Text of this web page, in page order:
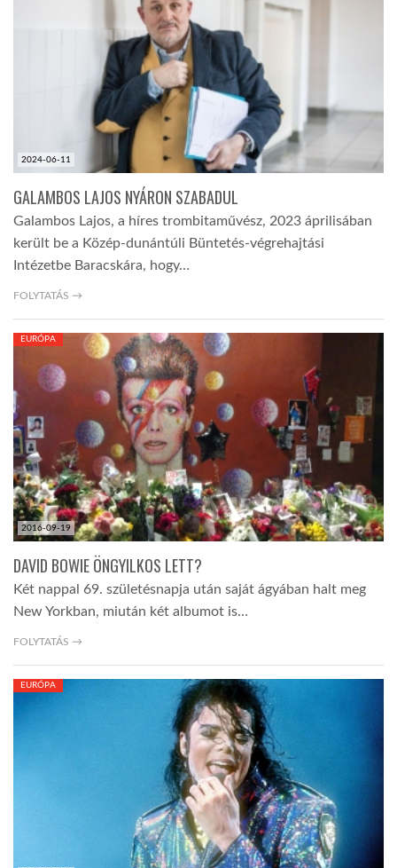
A NAP SZÉPE
LINKTR.EE
DOBRAVERO.HU
GLOBOBOOK
2024-06-11
GALAMBOS LAJOS NYÁRON SZABADUL
Galambos Lajos, a híres trombitaművész, 2023 áprilisában
került be a Közép-dunántúli Büntetés-végrehajtási
Intézetbe Baracskára, hogy…
FOLYTATÁS →
2016-09-19
EURÓPA
DAVID BOWIE ÖNGYILKOS LETT?
Két nappal 69. születésnapja után saját ágyában halt meg
New Yorkban, miután két albumot is…
FOLYTATÁS →
EURÓPA